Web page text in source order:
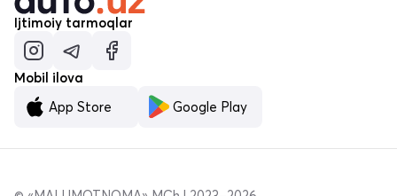
Ijtimoiy tarmoqlar
Mobil ilova
App Store
Google Play